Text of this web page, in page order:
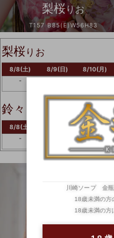
梨桜りお
T157 B85(E)W56H83
梨桜りお
8/8(土)
-
8/9(日)
8/10(月)
鈴々
8/8(土)
-
8/9(日)
8/10(月)
15:00 -
23:59
川崎ソープ 金
18歳未満の方
18歳未満の方